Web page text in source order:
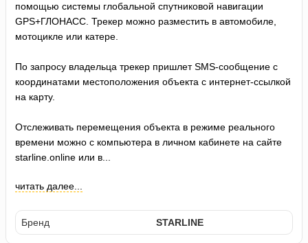
помощью системы глобальной спутниковой навигации
GPS+ГЛОНАСС. Трекер можно разместить в автомобиле,
мотоцикле или катере.
По запросу владельца трекер пришлет SMS-сообщение с
координатами местоположения объекта с интернет-ссылкой
на карту.
Отслеживать перемещения объекта в режиме реального
времени можно с компьютера в личном кабинете на сайте
starline.online или в...
читать далее...
Бренд STARLINE